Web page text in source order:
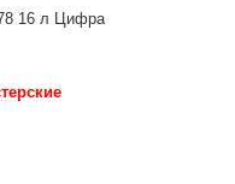
178 16 л Цифра